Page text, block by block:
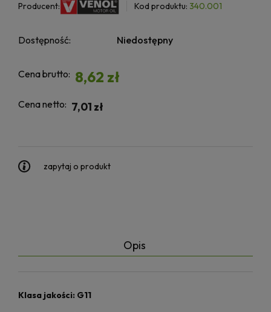
Producent: Kod produktu: 340.001
Dostępność: Niedostępny
Cena brutto: 8,62 zł
Cena netto: 7,01 zł
zapytaj o produkt
Opis
Klasa jakości: G11